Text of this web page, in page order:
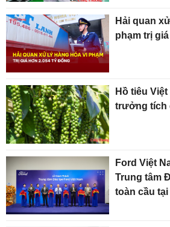
Hải quan
phạm trị
Hồ tiêu
trưởng tích
Ford Việt
Trung tâm
toàn cầu